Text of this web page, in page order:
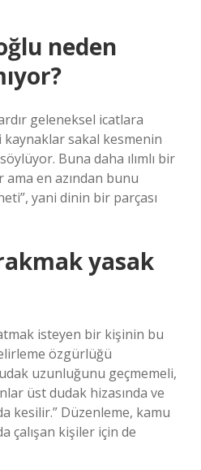
neden
geleneksel icatlara
kaynaklar sakal kesmenin
Buna daha ılımlı bir
ama en azından bunu
yani dinin bir parçası
yasak
isteyen bir kişinin bu
özgürlüğü
uzunluğunu geçmemeli,
üst dudak hizasında ve
kesilir.” Düzenleme, kamu
çalışan kişiler için de